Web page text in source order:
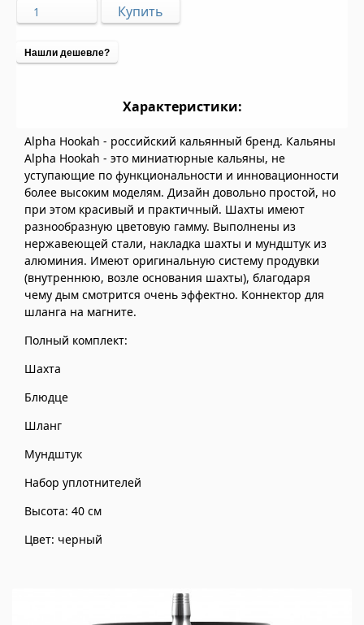
Нашли дешевле?
Характеристики:
Alpha Hookah - российский кальянный бренд. Кальяны
Alpha Hookah - это миниатюрные кальяны, не
уступающие по функциональности и инновационности
более высоким моделям. Дизайн довольно простой, но
при этом красивый и практичный. Шахты имеют
разнообразную цветовую гамму. Выполнены из
нержавеющей стали, накладка шахты и мундштук из
алюминия. Имеют оригинальную систему продувки
(внутреннюю, возле основания шахты), благодаря
чему дым смотрится очень эффектно. Коннектор для
шланга на магните.
Полный комплект:
Шахта
Блюдце
Шланг
Мундштук
Набор уплотнителей
Высота: 40 см
Цвет: черный